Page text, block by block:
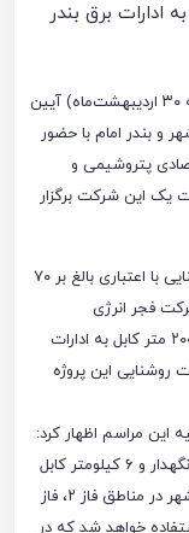
ادارات برق بندر
به گزارش خبرگزاری پترو انرژی، صبح امروز (یکشنبه ۳۰ اردیبهشت‌ماه) آیین
و بندر امام با حضور
پتروشیمی و
یک این شرکت برگزار
پروژه کابل‌های خودنگهدار و کابل‌ها و تجهیزات روشنایی با اعتباری بالغ بر ۷۰
فجر انرژی
خلیج‌فارس انجام شده که در این پروژه ۳۴ هزار و ۲۰۰ متر کابل به ادارات
روشنایی این پروژه
این مراسم اظهار کرد:
از مجموع ۳۴ کیلومتر کابل‌ها ۲۸ کیلومتر کابل خودنگهدار و ۶ کیلومتر کابل
روشنایی بوده است. کابل‌های خود نگهدار بندر ماهشهر در مناطق فاز ۲، فاز
استفاده خواهد شد که در